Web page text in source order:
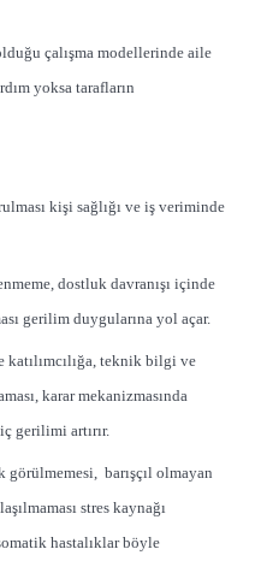
çalışma modellerinde aile
yoksa tarafların
kişi sağlığı ve iş veriminde
dostluk davranışı içinde
gerilim duygularına yol açar.
teknik bilgi ve
karar mekanizmasında
gerilimi artırır.
görülmemesi, barışçıl olmayan
stres kaynağı
hastalıklar böyle